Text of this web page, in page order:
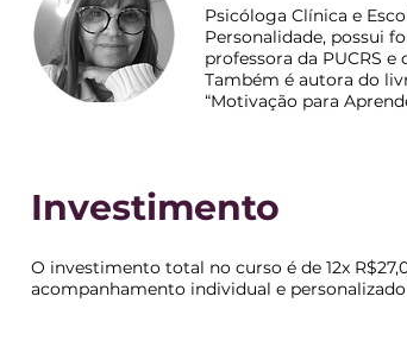
Psicóloga Clínica e
Personalidade, possui
professora da PUCRS
Também é autora do
“Motivação para
Investimento
O investimento total no curso é de 12x
acompanhamento individual e